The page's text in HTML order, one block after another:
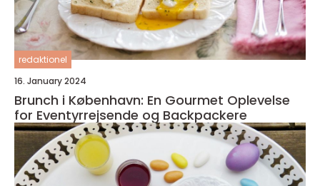
redaktionel
16. January 2024
Brunch i København: En Gourmet Oplevelse
for Eventyrrejsende og Backpackere